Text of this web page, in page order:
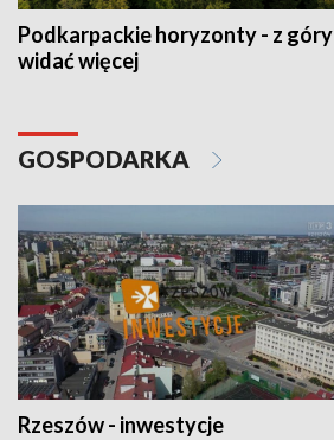
Podkarpackie horyzonty - z góry
widać więcej
GOSPODARKA
Rzeszów - inwestycje